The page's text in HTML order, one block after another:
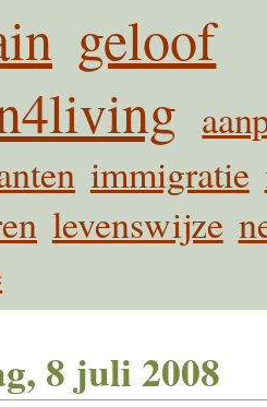
geloof
immigratie
levenswijze
8 juli 2008